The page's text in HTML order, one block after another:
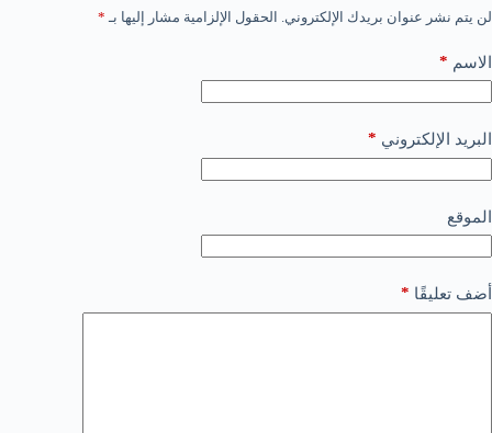
لن يتم نشر عنوان بريدك الإلكتروني. الحقول الإلزامية مشار إليها بـ *
الاسم *
البريد الإلكتروني *
الموقع
أضف تعليقًا *